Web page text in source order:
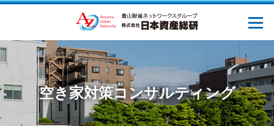
空き家対策コンサルティング